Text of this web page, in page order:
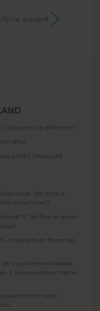
suivant
Découvrez la différence !
offre!
photo. Découvrez
Est-ce que
couvertures?
7C. Vérifiez ce qui se
– mug latté en forme de
vos photos emballées
2 nouveautés en meme
exactement notre